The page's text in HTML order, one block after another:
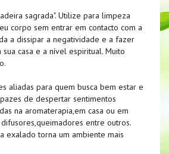
sagrada". Utilize para limpeza
corpo sem entrar em contacto com a
a dissipar a negatividade e a fazer
casa e a nível espiritual. Muito
aliadas para quem busca bem estar e
de despertar sentimentos
na aromaterapia,em casa ou em
entre outros.
exalado torna um ambiente mais